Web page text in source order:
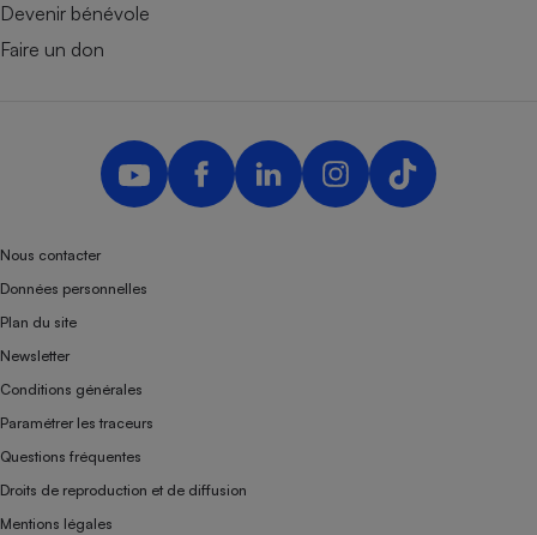
Devenir bénévole
Faire un don
Nous contacter
Données personnelles
Plan du site
Newsletter
Conditions générales
Paramétrer les traceurs
Questions fréquentes
Droits de reproduction et de diffusion
Mentions légales